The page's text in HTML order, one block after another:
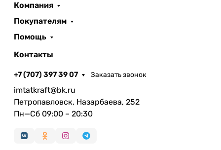
Компания
Покупателям
Помощь
Контакты
+7 (707) 397 39 07 Заказать звонок
imtatkraft@bk.ru
Петропавловск, Назарбаева, 252
Пн—Сб 09:00 – 20:30